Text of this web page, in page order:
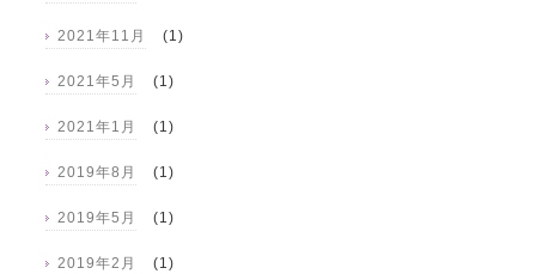
2021年11月 (1)
2021年5月 (1)
2021年1月 (1)
2019年8月 (1)
2019年5月 (1)
2019年2月 (1)